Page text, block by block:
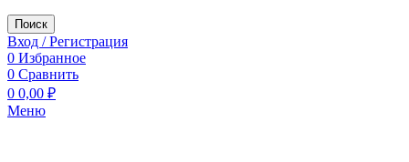
Поиск
Вход / Регистрация
0 Избранное
0 Сравнить
0 0,00 ₽
Меню